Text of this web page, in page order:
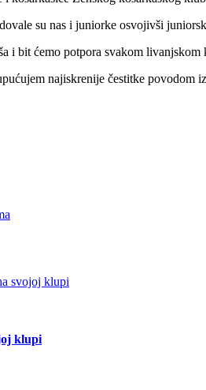
su nas i juniorke osvojivši
i bit ćemo potpora svakom livanjskom
najiskrenije čestitke povodom
klupi